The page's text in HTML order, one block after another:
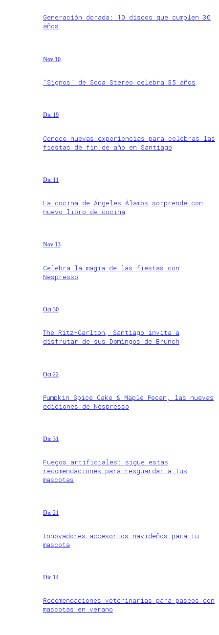
Generación dorada: 10 discos que cumplen 30
años
Nov 10
“Signos” de Soda Stereo celebra 35 años
Dic 19
Conoce nuevas experiencias para celebras las
fiestas de fin de año en Santiago
Dic 11
La cocina de Ángeles Álamos sorprende con
nuevo libro de cocina
Nov 13
Celebra la magia de las fiestas con
Nespresso
Oct 30
The Ritz-Carlton, Santiago invita a
disfrutar de sus Domingos de Brunch
Oct 22
Pumpkin Spice Cake & Maple Pecan, las nuevas
ediciones de Nespresso
Dic 31
Fuegos artificiales: sigue estas
recomendaciones para resguardar a tus
mascotas
Dic 21
Innovadores accesorios navideños para tu
mascota
Dic 14
Recomendaciones veterinarias para paseos con
mascotas en verano